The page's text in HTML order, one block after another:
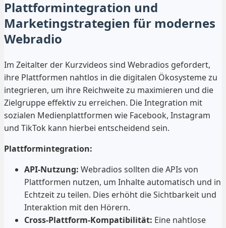
Plattformintegration und
Marketingstrategien für modernes
Webradio
Im Zeitalter der Kurzvideos sind Webradios gefordert,
ihre Plattformen nahtlos in die digitalen Ökosysteme zu
integrieren, um ihre Reichweite zu maximieren und die
Zielgruppe effektiv zu erreichen. Die Integration mit
sozialen Medienplattformen wie Facebook, Instagram
und TikTok kann hierbei entscheidend sein.
Plattformintegration:
API-Nutzung: Webradios sollten die APIs von
Plattformen nutzen, um Inhalte automatisch und in
Echtzeit zu teilen. Dies erhöht die Sichtbarkeit und
Interaktion mit den Hörern.
Cross-Plattform-Kompatibilität: Eine nahtlose